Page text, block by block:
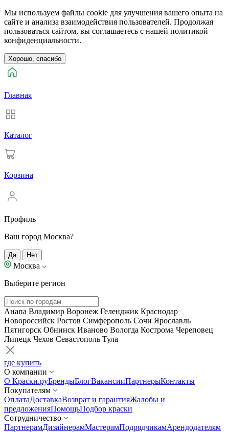
Мы используем файлы cookie для улучшения вашего опыта на
сайте и анализа взаимодействия пользователей. Продолжая
пользоваться сайтом, вы соглашаетесь с нашей политикой
конфиденциальности.
Хорошо, спасибо
Главная
Каталог
Корзина
Профиль
Ваш город Москва?
Да Нет
Москва
Выберите регион
Анапа Владимир Воронеж Геленджик Краснодар
Новороссийск Ростов Симферополь Сочи Ярославль
Пятигорск Обнинск Иваново Вологда Кострома Череповец
Липецк Чехов Севастополь Тула
где купить
О компании
О Краски.руБрендыБлогВакансииПартнерыКонтакты
Покупателям
ОплатаДоставкаВозврат и гарантияЖалобы и
предложенияПомощьПодбор краски
Сотрудничество
ПартнерамДизайнерамМастерамПодрядчикамАрендодателям